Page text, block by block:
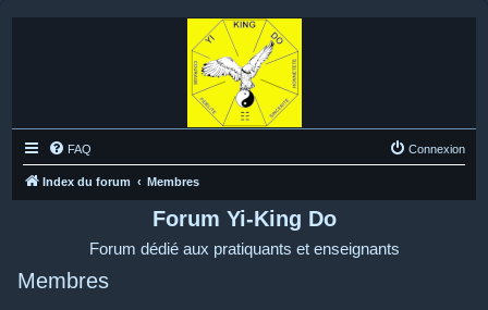
FAQ Connexion
Index du forum Membres
Forum Yi-King Do
Forum dédié aux pratiquants et enseignants
Membres